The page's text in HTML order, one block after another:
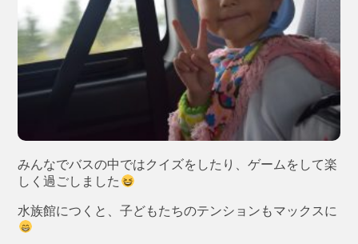
みんなでバスの中ではクイズをしたり、ゲームをして楽
しく過ごしました
水族館につくと、子どもたちのテンションもマックスに